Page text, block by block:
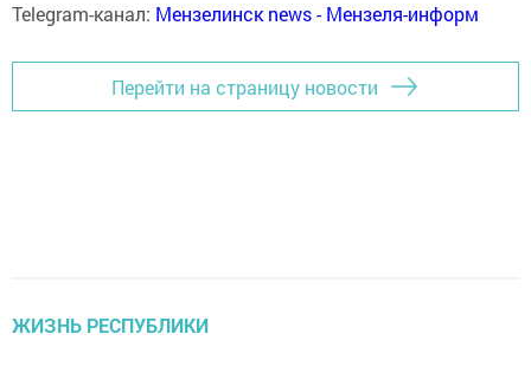
Telegram-канал: Мензелинск news - Мензеля-информ
Перейти на страницу новости
ЖИЗНЬ РЕСПУБЛИКИ